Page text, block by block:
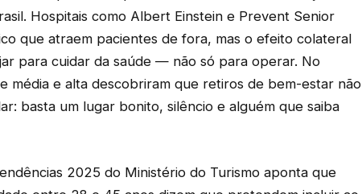
Hospitais como Albert Einstein e Prevent Senior
que atraem pacientes de fora, mas o efeito colateral
para cuidar da saúde — não só para operar. No
média e alta descobriram que retiros de bem-estar não
basta um lugar bonito, silêncio e alguém que saiba
2025 do Ministério do Turismo aponta que